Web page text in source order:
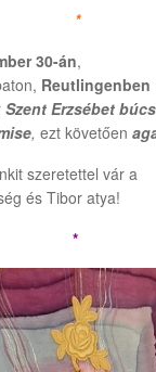
*
30-án,
Reutlingenben
Szent Erzsébet
, ezt követően
szeretettel vár a
és Tibor atya!
*